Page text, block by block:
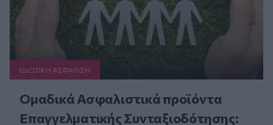
ΙΔΙΩΤΙΚΗ ΑΣΦAΛΙΣΗ
Ομαδικά Ασφαλιστικά προϊόντα
Επαγγελματικής Συνταξιοδότησης: